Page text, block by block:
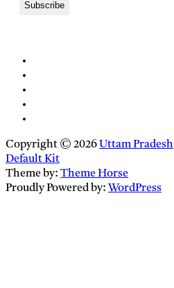
Copyright © 2026Uttam Pradesh
Default Kit
Theme by: Theme Horse
Proudly Powered by:WordPress